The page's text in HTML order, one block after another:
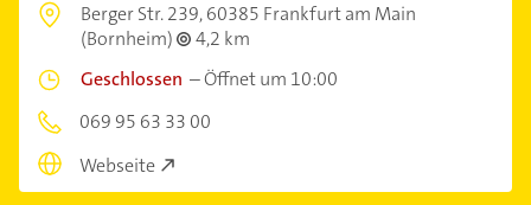
Berger Str. 239,60385 Frankfurt am Main
(Bornheim)
4,2 km
Geschlossen –Öffnet um 10:00
069 95 63 33 00
Webseite